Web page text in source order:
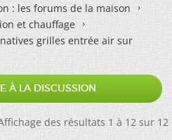
: les forums de la maison
et chauffage
grilles entrée air sur
À LA DISCUSSION
des résultats 1 à 12 sur 12